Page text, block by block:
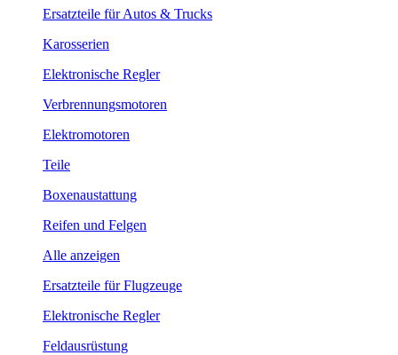
Ersatzteile für Autos & Trucks
Karosserien
Elektronische Regler
Verbrennungsmotoren
Elektromotoren
Teile
Boxenaustattung
Reifen und Felgen
Alle anzeigen
Ersatzteile für Flugzeuge
Elektronische Regler
Feldausrüstung